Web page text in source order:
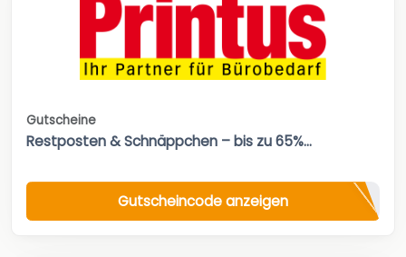
Gutscheine
Restposten & Schnäppchen – bis zu 65%...
Gutscheincode anzeigen